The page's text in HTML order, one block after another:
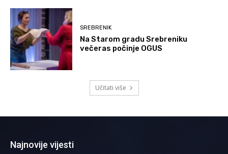
SREBRENIK
Na Starom gradu Srebreniku
večeras počinje OGUS
Učitati više
Najnovije vijesti